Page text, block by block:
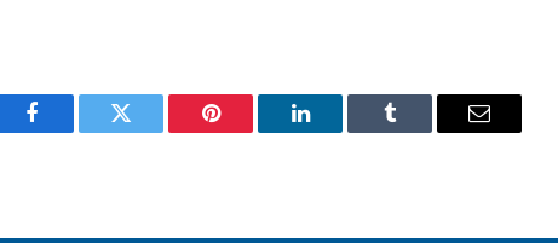
Facebook Twitter Pinterest LinkedIn Tumblr Email